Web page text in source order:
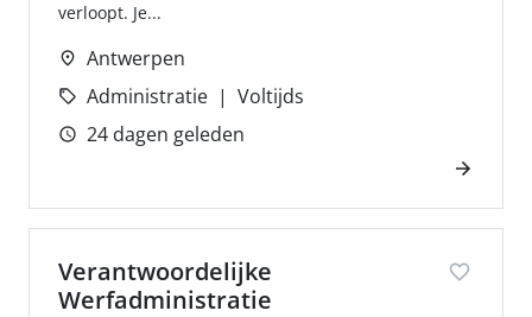
verloopt. Je...
Antwerpen
Administratie
Voltijds
24 dagen geleden
Verantwoordelijke
Werfadministratie